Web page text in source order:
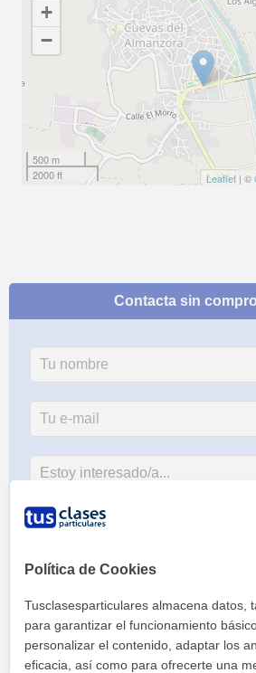
+
−
500 m
2000 ft
Leaflet | ©
Contacta sin
Al hacer clic, aceptas nuestro
Política de Cookies
Tusclasesparticulares almacena datos,
para garantizar el funcionamiento
personalizar el contenido, adaptar los
eficacia, así como para ofrecerte una